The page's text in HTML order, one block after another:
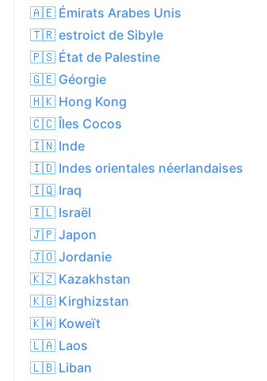
mer. 12. août
🇦🇪 Émirats Arabes Unis
🇹🇷 estroict de Sibyle
🇵🇸 État de Palestine
🇬🇪 Géorgie
🇭🇰 Hong Kong
🇨🇨 Îles Cocos
🇮🇳 Inde
🇮🇩 Indes orientales néerlandaises
🇮🇶 Iraq
🇮🇱 Israël
🇯🇵 Japon
🇯🇴 Jordanie
🇰🇿 Kazakhstan
🇰🇬 Kirghizstan
🇰🇼 Koweït
🇱🇦 Laos
🇱🇧 Liban